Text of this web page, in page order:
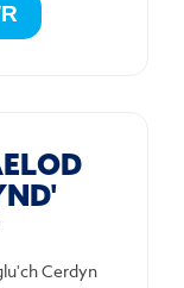
Cerdyn